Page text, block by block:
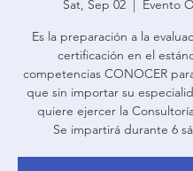
Sat, Sep 02
  |
Evento
Es la preparación a la
certificación en el
competencias CONOCER
que sin importar su
quiere ejercer la
Se impartirá durante 6